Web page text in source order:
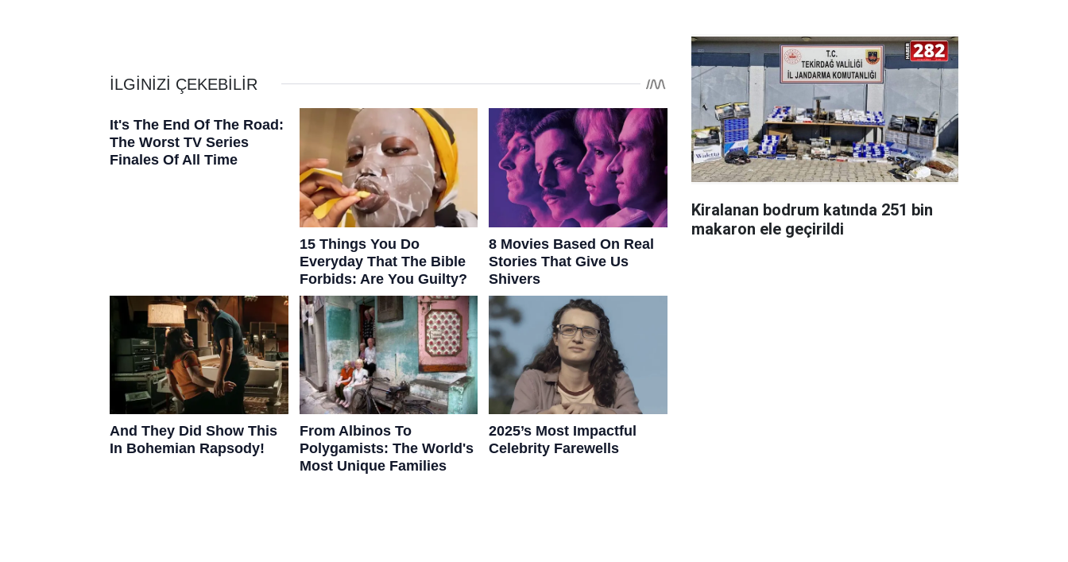
Kiralanan bodrum katında 251 bin
makaron ele geçirildi